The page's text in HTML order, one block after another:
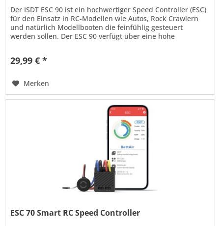
Der ISDT ESC 90 ist ein hochwertiger Speed Controller (ESC)
für den Einsatz in RC-Modellen wie Autos, Rock Crawlern
und natürlich Modellbooten die feinfühlig gesteuert
werden sollen. Der ESC 90 verfügt über eine hohe
29,99 € *
Merken
ESC 70 Smart RC Speed Controller